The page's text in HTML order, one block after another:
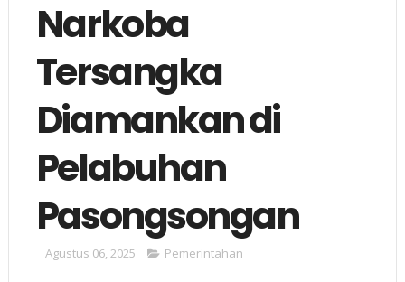
Narkoba
Tersangka
Diamankan di
Pelabuhan
Pasongsongan
Agustus 06, 2025 Pemerintahan